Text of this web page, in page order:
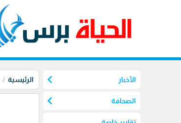
الأخبار chevron_left
الصحافة chevron_left
الرئيسية